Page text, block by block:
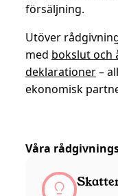
försäljning.
Utöver
med bokslut och
deklarationer–
ekonomisk
Våra